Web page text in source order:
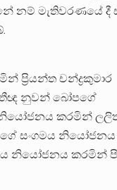
මැතිවරණයේ දී
ප්‍රියන්ත චන්ද්‍රකුමාර
නුවන් බෝපගේ
නියෝජනය කරමින්
සංගමය
නියෝජනය කරමින්